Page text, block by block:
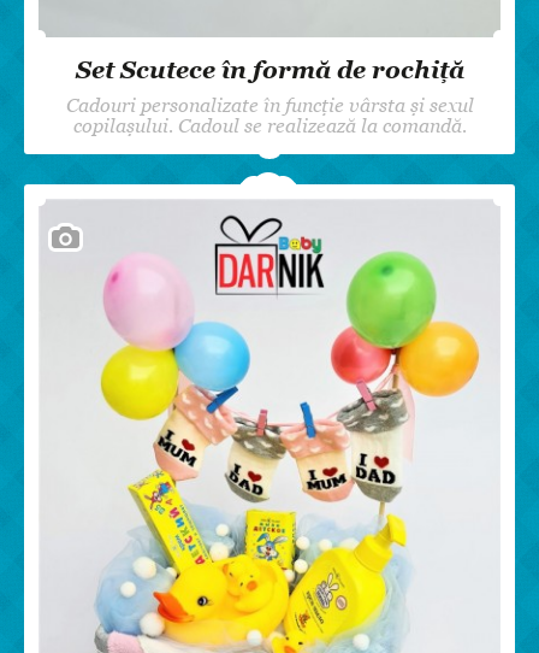
Set Scutece în formă de rochiță
Cadouri personalizate în funcție vârsta și sexul
copilașului. Cadoul se realizează la comandă.